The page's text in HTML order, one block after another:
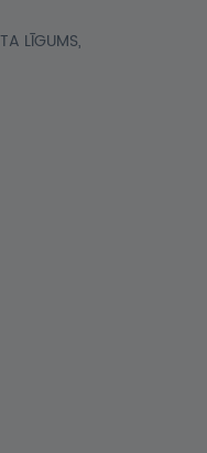
LĪGUMS,